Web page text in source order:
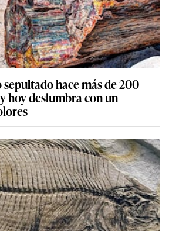
hace más de 200
hoy deslumbra con un